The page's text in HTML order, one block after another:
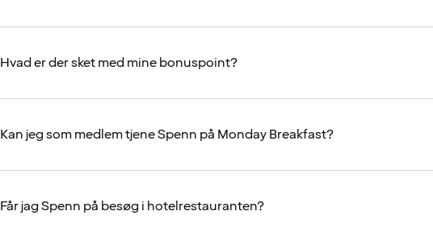
Hvad er der sket med mine bonuspoint?
Kan jeg som medlem tjene Spenn på Monday Breakfast?
Får jag Spenn på besøg i hotelrestauranten?